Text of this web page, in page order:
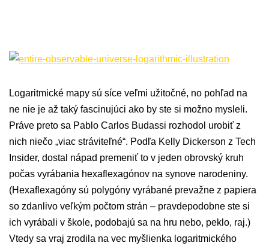
Logaritmické mapy sú síce veľmi užitočné, no pohľad na
ne nie je až taký fascinujúci ako by ste si možno mysleli.
Práve preto sa Pablo Carlos Budassi rozhodol urobiť z
nich niečo „viac stráviteľné“. Podľa Kelly Dickerson z Tech
Insider, dostal nápad premeniť to v jeden obrovský kruh
počas vyrábania hexaflexagónov na synove narodeniny.
(Hexaflexagóny sú polygóny vyrábané prevažne z papiera
so zdanlivo veľkým počtom strán – pravdepodobne ste si
ich vyrábali v škole, podobajú sa na hru nebo, peklo, raj.)
Vtedy sa vraj zrodila na vec myšlienka logaritmického